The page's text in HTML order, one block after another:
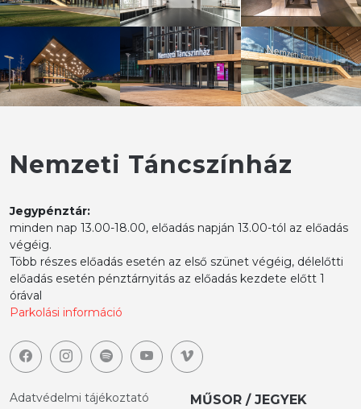
Nemzeti Táncszínház
Jegypénztár:
minden nap 13.00-18.00, előadás napján 13.00-tól az előadás
végéig.
Több részes előadás esetén az első szünet végéig, délelőtti
előadás esetén pénztárnyitás az előadás kezdete előtt 1
órával
Parkolási információ
Adatvédelmi tájékoztató
MŰSOR / JEGYEK